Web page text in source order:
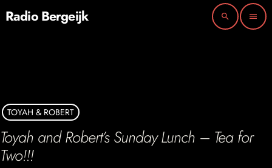
Radio Bergeijk search menu
TOYAH & ROBERT
Toyah and Robert’s Sunday Lunch – Tea for
Two!!!